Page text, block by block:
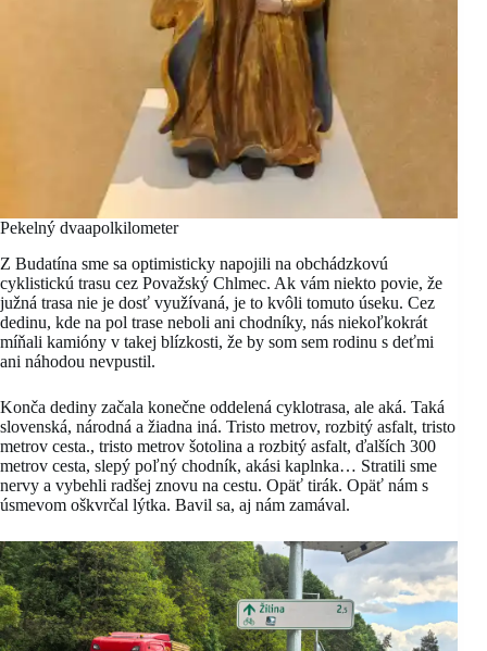
Pekelný dvaapolkilometer
Z Budatína sme sa optimisticky napojili na obchádzkovú
cyklistickú trasu cez Považský Chlmec. Ak vám niekto povie, že
južná trasa nie je dosť využívaná, je to kvôli tomuto úseku. Cez
dedinu, kde na pol trase neboli ani chodníky, nás niekoľkokrát
míňali kamióny v takej blízkosti, že by som sem rodinu s deťmi
ani náhodou nevpustil.
Konča dediny začala konečne oddelená cyklotrasa, ale aká. Taká
slovenská, národná a žiadna iná. Tristo metrov, rozbitý asfalt, tristo
metrov cesta., tristo metrov šotolina a rozbitý asfalt, ďalších 300
metrov cesta, slepý poľný chodník, akási kaplnka… Stratili sme
nervy a vybehli radšej znovu na cestu. Opäť tirák. Opäť nám s
úsmevom oškvrčal lýtka. Bavil sa, aj nám zamával.